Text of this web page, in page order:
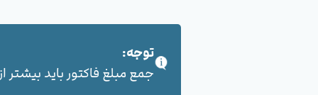
توجه:
جمع مبلغ فاکتور باید بیشتر از 100,000 هزار تومان